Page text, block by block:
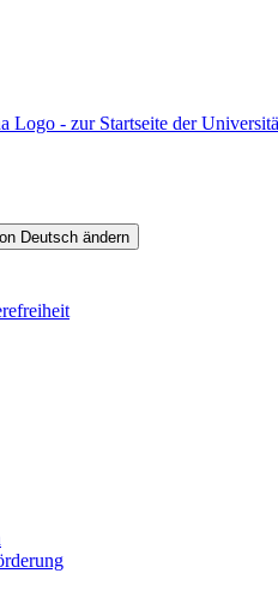
Logo - zur Startseite der
Deutsch ändern